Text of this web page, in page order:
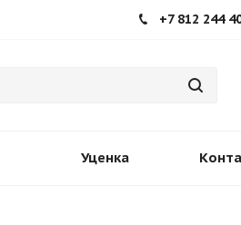
+7 812 244
Уценка